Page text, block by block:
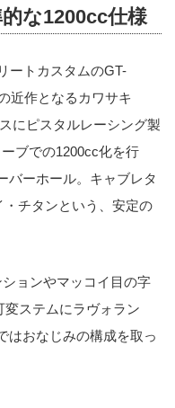
な1200cc仕様
ートカスタムのGT-
近作となるカワサキ
にピスタルレーシング製
ブでの1200cc化を行
バーホール。キャブレタ
チタンという、安定の
ョンやマッコイ目の字
ステムにラヴォラン
はおなじみの構成を取っ